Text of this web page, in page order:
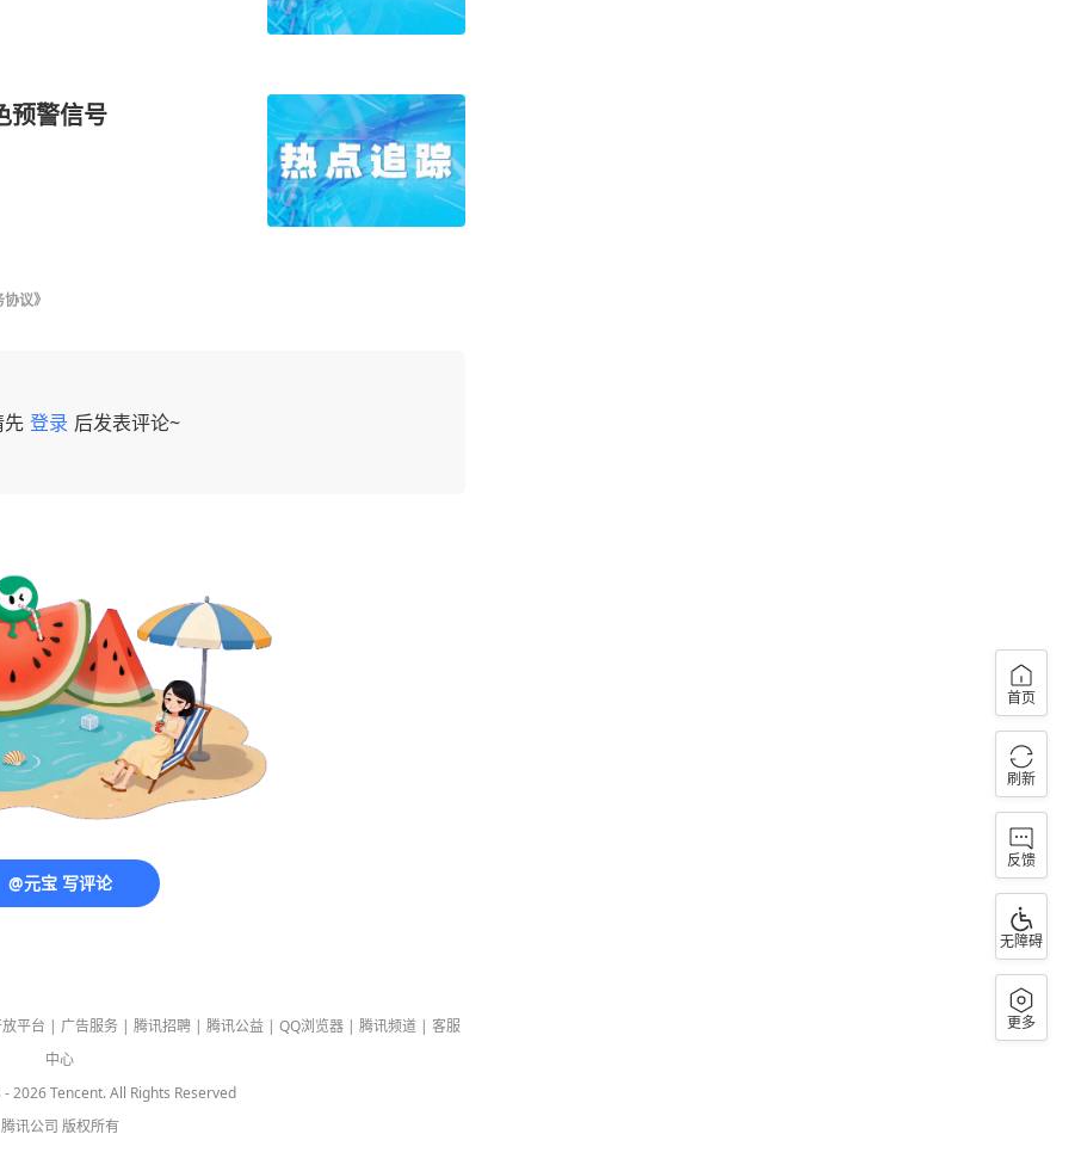
预警信号
议》
登录 后发表评论~
@元宝 写评论
平台 | 广告服务 | 腾讯招聘 | 腾讯公益 | QQ浏览器 | 腾讯频道 | 客服
中心
-2026Tencent. All Rights Reserved
腾讯公司 版权所有
首页
刷新
反馈
无障碍
更多